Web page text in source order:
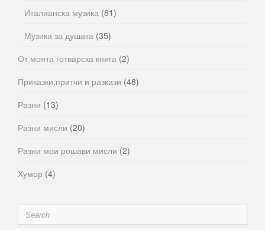
Италианска музика (81)
Музика за душата (35)
От моята готварска книга (2)
Приказки,притчи и разкази (48)
Разни (13)
Разни мисли (20)
Разни мои рошави мисли (2)
Хумор (4)
Search
for: